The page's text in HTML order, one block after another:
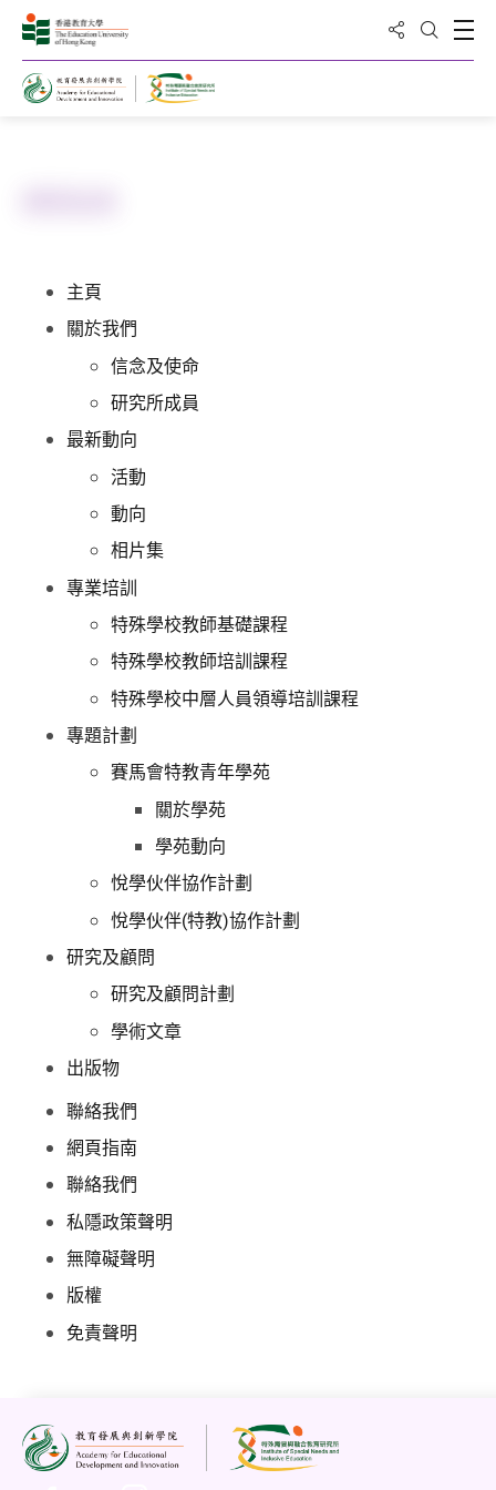
分享到打開搜
打
主頁
關於我們
信念及使命
研究所成員
最新動向
活動
動向
相片集
專業培訓
特殊學校教師基礎課程
特殊學校教師培訓課程
特殊學校中層人員領導培訓課程
專題計劃
賽馬會特教青年學苑
關於學苑
學苑動向
悅學伙伴協作計劃
悅學伙伴(特教)協作計劃
研究及顧問
研究及顧問計劃
學術文章
出版物
聯絡我們
網頁指南
聯絡我們
私隱政策聲明
無障礙聲明
版權
免責聲明